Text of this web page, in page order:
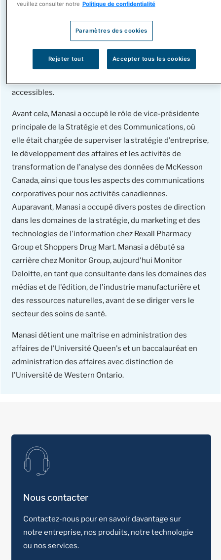
fournisseurs et les partenaires fabricants afin
d’améliorer les résultats en santé grâce à des produits et
accessibles.
Avant cela, Manasi a occupé le rôle de vice-présidente
principale de la Stratégie et des Communications, où
elle était chargée de superviser la stratégie d'entreprise,
le développement des affaires et les activités de
transformation de l'analyse des données de McKesson
Canada, ainsi que tous les aspects des communications
corporatives pour nos activités canadiennes.
Auparavant, Manasi a occupé divers postes de direction
dans les domaines de la stratégie, du marketing et des
technologies de l'information chez Rexall Pharmacy
Group et Shoppers Drug Mart. Manasi a débuté sa
carrière chez Monitor Group, aujourd'hui Monitor
Deloitte, en tant que consultante dans les domaines des
médias et de l'édition, de l'industrie manufacturière et
des ressources naturelles, avant de se diriger vers le
secteur des soins de santé.
Manasi détient une maîtrise en administration des
affaires de l'Université Queen's et un baccalauréat en
administration des affaires avec distinction de
l'Université de Western Ontario.
Nous contacter
Contactez-nous pour en savoir davantage sur
notre entreprise, nos produits, notre technologie
ou nos services.
veuillez consulter notre Politique de confidentialité
Paramètres des cookies
Rejeter tout Accepter tous les cookies